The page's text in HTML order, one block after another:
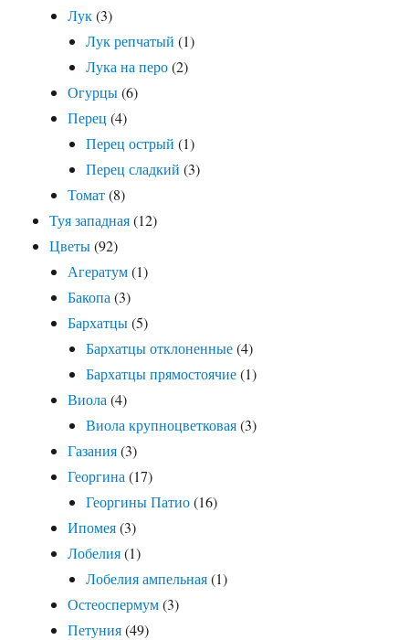
Лук (3)
Лук репчатый (1)
Лука на перо (2)
Огурцы (6)
Перец (4)
Перец острый (1)
Перец сладкий (3)
Томат (8)
Туя западная (12)
Цветы (92)
Агератум (1)
Бакопа (3)
Бархатцы (5)
Бархатцы отклоненные (4)
Бархатцы прямостоячие (1)
Виола (4)
Виола крупноцветковая (3)
Газания (3)
Георгина (17)
Георгины Патио (16)
Ипомея (3)
Лобелия (1)
Лобелия ампельная (1)
Остеоспермум (3)
Петуния (49)